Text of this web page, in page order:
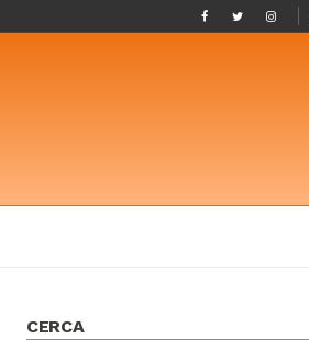
CERCA